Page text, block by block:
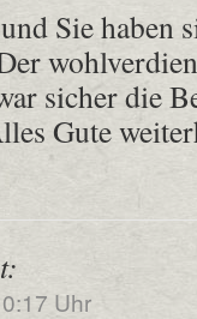
Sie haben
sicher die
Gute
Uhr